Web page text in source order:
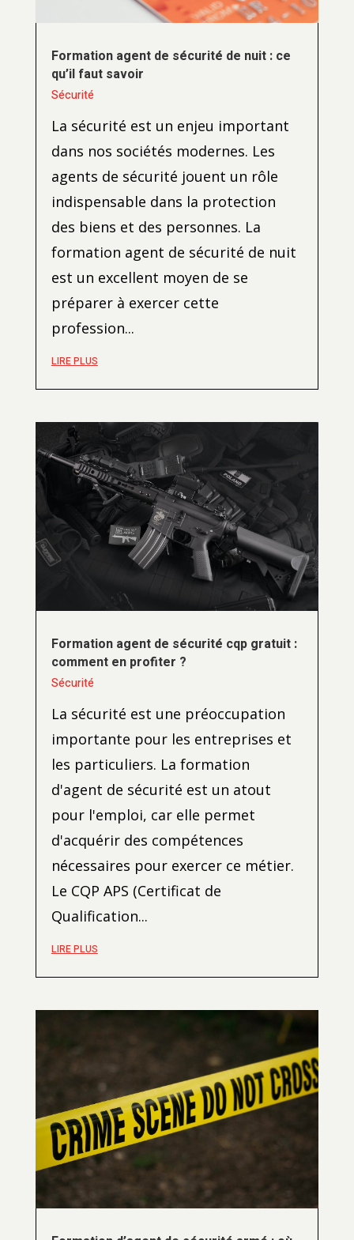
Formation agent de sécurité de nuit : ce
qu’il faut savoir
Sécurité
La sécurité est un enjeu important
dans nos sociétés modernes. Les
agents de sécurité jouent un rôle
indispensable dans la protection
des biens et des personnes. La
formation agent de sécurité de nuit
est un excellent moyen de se
préparer à exercer cette
profession...
LIRE PLUS
Formation agent de sécurité cqp gratuit :
comment en profiter ?
Sécurité
La sécurité est une préoccupation
importante pour les entreprises et
les particuliers. La formation
d'agent de sécurité est un atout
pour l'emploi, car elle permet
d'acquérir des compétences
nécessaires pour exercer ce métier.
Le CQP APS (Certificat de
Qualification...
LIRE PLUS